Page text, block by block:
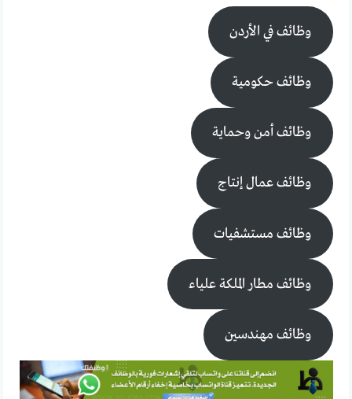
وظائف في الأردن
وظائف حكومية
وظائف أمن وحماية
وظائف عمال إنتاج
وظائف مستشفيات
وظائف مطار الملكة علياء
وظائف مهندسين